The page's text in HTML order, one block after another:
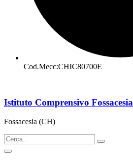
Cod.Mecc:CHIC80700E
Istituto Comprensivo Fossacesia
Fossacesia (CH)